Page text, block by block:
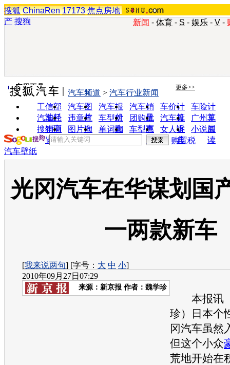
搜狐 ChinaRen 17173 焦点房地
产 搜狗 新闻 - 体育 - S - 娱乐 - V -
实用工具 更多>>
工信部
油耗
汽车图
片
汽车报
价
汽车销
量
车价计
算
车险计
算
汽车经
销商
违章查
询
车型对
比
团购优
惠
汽车投
诉
广州车
展
搜狗浏
览器
图片欣
赏
单词翻
车型查
询
女人宝
典
小说阅
读
汽车频道 > 汽车行业新闻
购置税
汽车壁纸
光冈汽车在华谋划国
一两款新车
[我来说两句] [字号： 大 中 小]
2010年09月27日07:29
来源： 新京报 作者：魏学珍
本报讯
珍）日本个
冈汽车虽然
但这个小众
荒地开始在